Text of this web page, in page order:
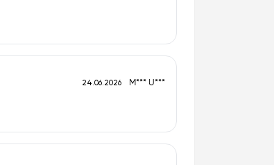
24.06.2026 M*** U***